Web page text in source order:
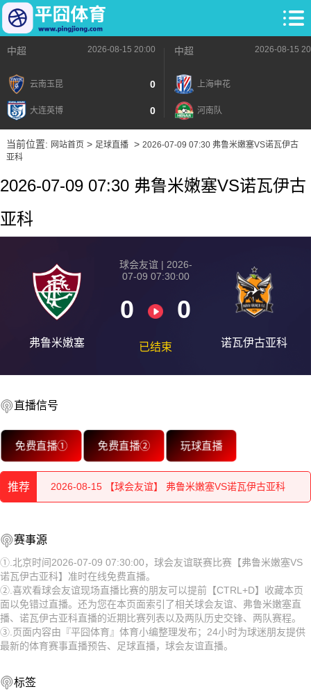
中超 2026-08-15 20:00
云南玉昆 0
大连英博 0
中超 2026-08-15
上海申花
河南队
当前位置: 网站首页> 足球直播> 2026-07-09 07:30 弗鲁米嫩塞VS诺瓦伊古
亚科
2026-07-09 07:30 弗鲁米嫩塞VS诺瓦伊古
亚科
弗鲁米嫩塞
球会友谊 | 2026-
07-09 07:30:00
0 0
已结束 诺瓦伊古亚科
直播信号
免费直播① 免费直播② 玩球直播
推荐
2026-08-15 【球会友谊】 弗鲁米嫩塞VS诺瓦伊古亚科
2026-08-15 【球会友谊】 弗鲁米嫩塞VS诺瓦伊古亚科
2026-08-15 【球会友谊】 弗鲁米嫩塞VS诺瓦伊古亚科
2026-08-15 【球会友谊】 弗鲁米嫩塞VS诺瓦伊古亚科
2026-08-15 【球会友谊】 弗鲁米嫩塞VS诺瓦伊古亚科
2026-08-15 【球会友谊】 弗鲁米嫩塞VS诺瓦伊古亚科
2026-08-15 【球会友谊】 弗鲁米嫩塞VS诺瓦伊古亚科
2026-08-15 【球会友谊】 弗鲁米嫩塞VS诺瓦伊古亚科
赛事源
①.北京时间2026-07-09 07:30:00，球会友谊联赛比赛【弗鲁米嫩塞VS
诺瓦伊古亚科】准时在线免费直播。
②.喜欢看球会友谊现场直播比赛的朋友可以提前【CTRL+D】收藏本页
面以免错过直播。还为您在本页面索引了相关球会友谊、弗鲁米嫩塞直
播、诺瓦伊古亚科直播的近期比赛列表以及两队历史交锋、两队赛程。
③.页面内容由『平囧体育』体育小编整理发布；24小时为球迷朋友提供
最新的体育赛事直播预告、足球直播，球会友谊直播。
标签